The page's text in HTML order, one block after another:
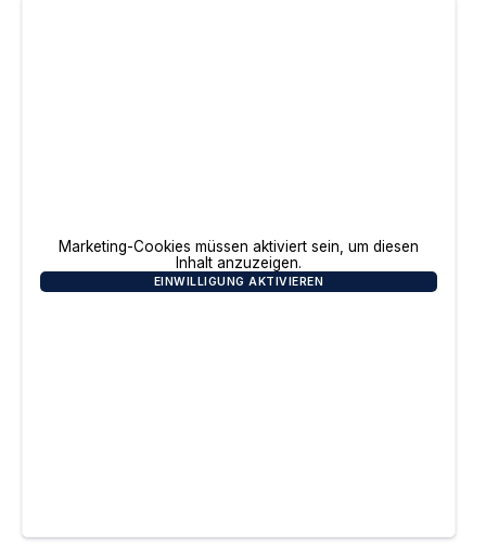
Marketing-Cookies müssen aktiviert sein, um diesen
Inhalt anzuzeigen.
EINWILLIGUNG AKTIVIEREN